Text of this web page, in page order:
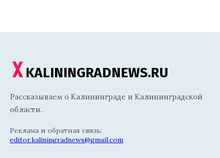
KALININGRADNEWS.RU
Рассказываем о Калининграде и Калининградской
области.
Реклама и обратная связь:
editor.kaliningradnews@gmail.com